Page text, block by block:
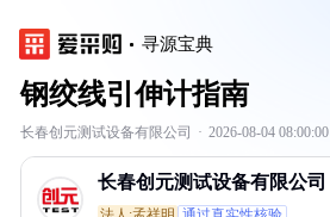
寻源宝典
钢绞线引伸计指南
长春创元测试设备有限公司 · 2026-08-04 08:00:00
长春创元测试设备有限公司